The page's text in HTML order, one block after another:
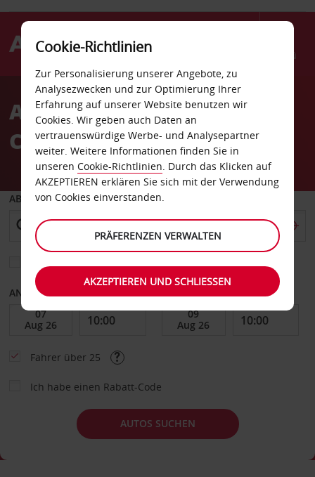
Menü
AvisAutovermietung Cape
Canaveral
ABHOLEN VON
ANFANGSDATUM
Fahrer über 25
Ich habe einen Rabatt-Code
AUTOS SUCHEN
Cookie-Richtlinien
Zur Personalisierung unserer Angebote, zu
Analysezwecken und zur Optimierung Ihrer
Erfahrung auf unserer Website benutzen wir
Cookies. Wir geben auch Daten an
vertrauenswürdige Werbe- und Analysepartner
weiter. Weitere Informationen finden Sie in
unseren Cookie-Richtlinien. Durch das Klicken auf
AKZEPTIEREN erklären Sie sich mit der Verwendung
von Cookies einverstanden.
PRÄFERENZEN VERWALTEN
AKZEPTIEREN UND SCHLIESSEN